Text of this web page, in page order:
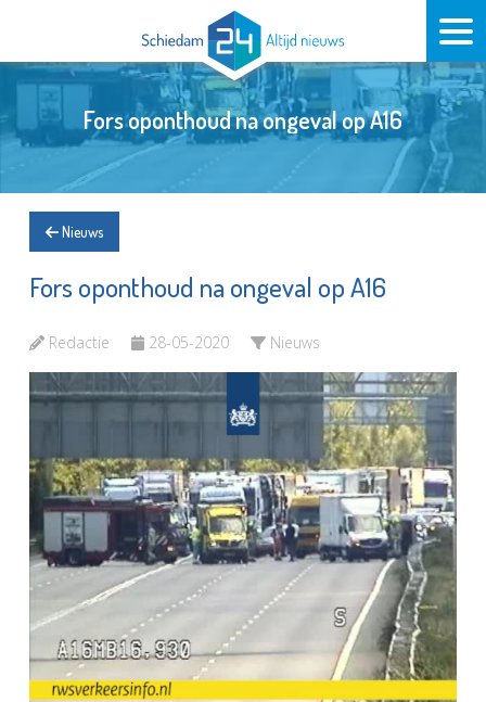
Fors oponthoud na ongeval op A16
Nieuws
Fors oponthoud na ongeval op A16
Redactie 28-05-2020 Nieuws